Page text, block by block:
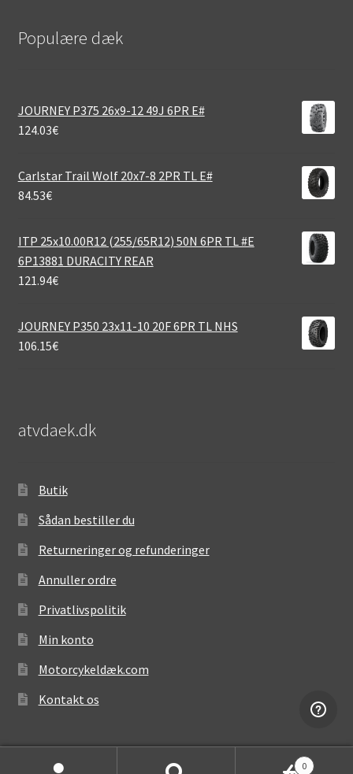
Populære dæk
JOURNEY P375 26x9-12 49J 6PR E#
124.03€
Carlstar Trail Wolf 20x7-8 2PR TL E#
84.53€
ITP 25x10.00R12 (255/65R12) 50N 6PR TL #E
6P13881 DURACITY REAR
121.94€
JOURNEY P350 23x11-10 20F 6PR TL NHS
106.15€
atvdaek.dk
Butik
Sådan bestiller du
Returneringer og refunderinger
Annuller ordre
Privatlivspolitik
Min konto
Motorcykeldæk.com
Kontakt os
0